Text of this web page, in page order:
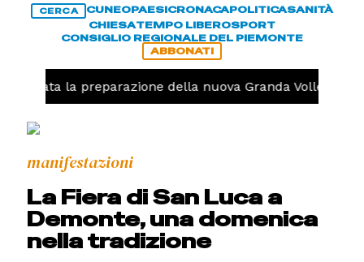
CERCA CUNEOPAESICRONACAPOLITICASANITÀ
CHIESATEMPO LIBEROSPORT
CONSIGLIO REGIONALE DEL PIEMONTE
ABBONATI
la preparazione della nuova Granda Volley (FOTO
manifestazioni
La Fiera di San Luca a
Demonte, una domenica
nella tradizione